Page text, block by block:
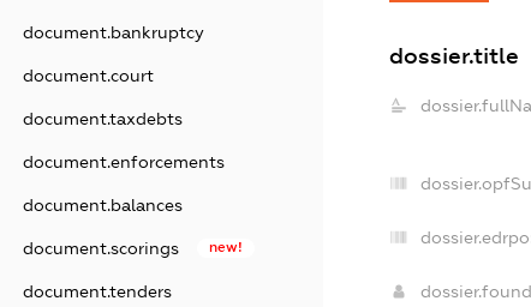
document.bankruptcy
document.court
document.taxdebts
document.enforcements
document.balances
document.scorings new!
document.tenders
dossier.title